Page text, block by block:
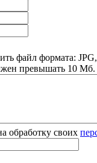
файл формата:
превышать 10 Мб.
обработку своих